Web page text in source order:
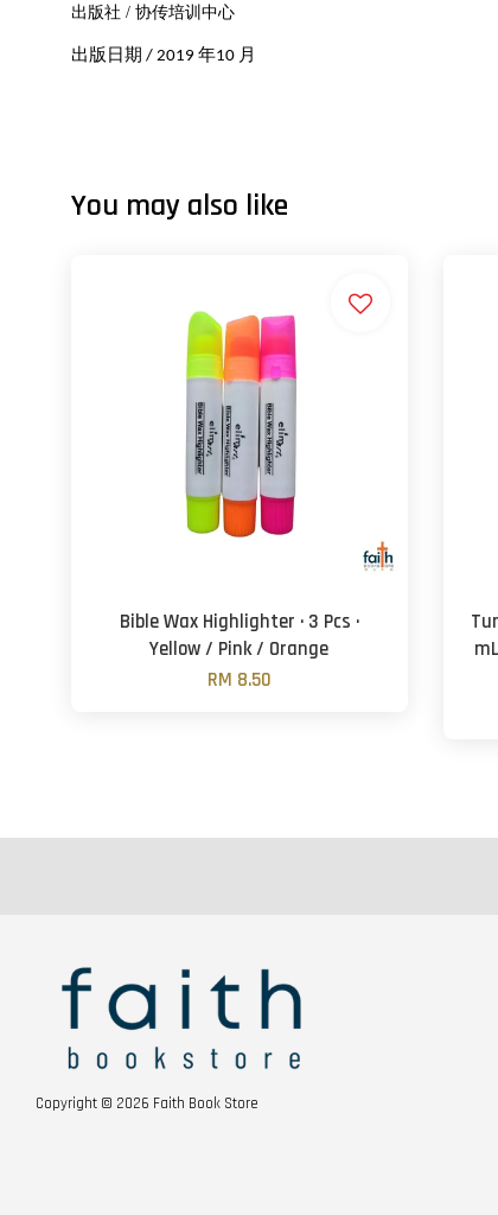
出版社 / 协传培训中心
出版日期 / 2019 年10 月
You may also like
Bible Wax Highlighter · 3 Pcs ·
Yellow / Pink / Orange
RM 8.50
Copyright © 2026 Faith Book Store